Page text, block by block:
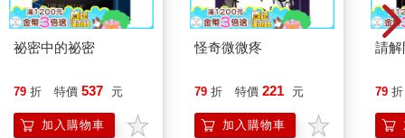
祕密中的祕密
79 折 特價 537 元
加入購物車
怪奇微微疼
79 折 特價 221 元
加入購物車
請解
79 折